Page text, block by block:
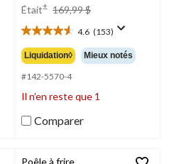
Était± 169,99 $
169,99 $
4.6 (153)
4.6
étoile(s)
sur
5.
153
évaluations
Liquidation◊ Mieux notés
#142-5570-4
Il n’en reste que 1
Comparer